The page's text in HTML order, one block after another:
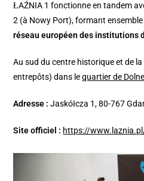
ŁAŹNIA 1 fonctionne en tandem
2 (à Nowy Port), formant
réseau européen des institutions
Au sud du centre historique et de
entrepôts) dans lequartier de
Adresse :Jaskółcza 1, 80-767
Site officiel : https://